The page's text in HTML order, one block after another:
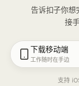
告诉扣子你
接
下载移动端
工作随时在手边
支持